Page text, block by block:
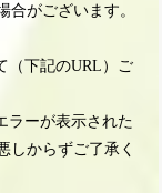
合がございます。
（下記のURL）ご
ラーが表示された
しからずご了承く